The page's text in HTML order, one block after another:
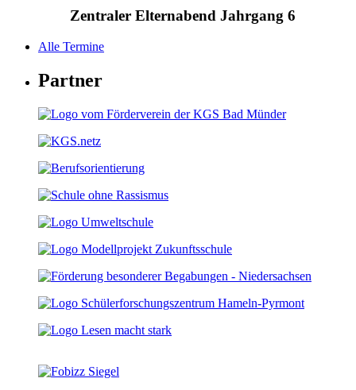
Zentraler Elternabend Jahrgang 6
Alle Termine
Partner